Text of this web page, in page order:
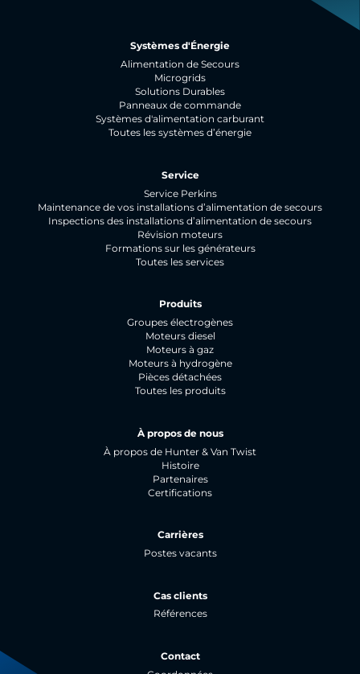
Systèmes d'Énergie
Alimentation de Secours
Microgrids
Solutions Durables
Panneaux de commande
Systèmes d'alimentation carburant
Toutes les systèmes d’énergie
Service
Service Perkins
Maintenance de vos installations d’alimentation de secours
Inspections des installations d’alimentation de secours
Révision moteurs
Formations sur les générateurs
Toutes les services
Produits
Groupes électrogènes
Moteurs diesel
Moteurs à gaz
Moteurs à hydrogène
Pièces détachées
Toutes les produits
À propos de nous
À propos de Hunter & Van Twist
Histoire
Partenaires
Certifications
Carrières
Postes vacants
Cas clients
Références
Contact